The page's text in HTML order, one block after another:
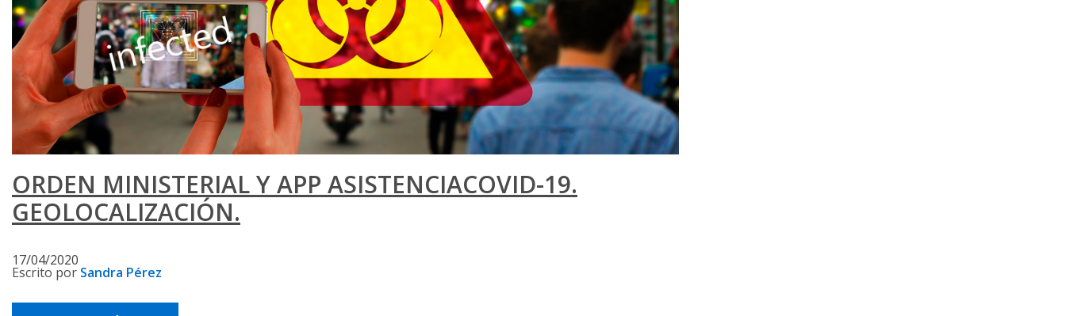
ORDEN MINISTERIAL Y APP ASISTENCIACOVID-19.
GEOLOCALIZACIÓN.
17/04/2020
Escrito por Sandra Pérez